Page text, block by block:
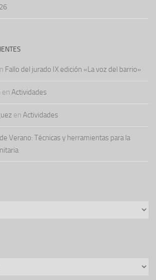
Fallo del jurado IX edición «La voz del barrio»
en Actividades
en Actividades
Verano: Técnicas y herramientas para la